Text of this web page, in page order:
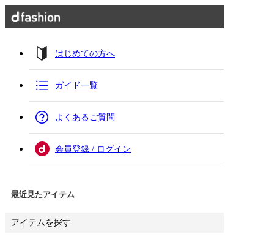
はじめての方へ
ガイド一覧
よくあるご質問
会員登録 / ログイン
最近見たアイテム
アイテムを探す